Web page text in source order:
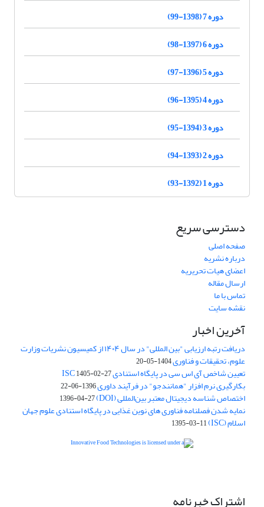
دوره 7 (1398-99)
دوره 6 (1397-98)
دوره 5 (1396-97)
دوره 4 (1395-96)
دوره 3 (1394-95)
دوره 2 (1393-94)
دوره 1 (1392-93)
دسترسی سریع
صفحه اصلی
درباره نشریه
اعضای هیات تحریریه
ارسال مقاله
تماس با ما
نقشه سایت
آخرین اخبار
دریافت رتبه ارزیابی "بین المللی" در سال ۱۴۰۴ از کمیسیون نشریات وزارت
علوم، تحقیقات و فناوری1404-05-20
تعیین شاخص آی اس سی در پایگاه استنادی ISC1405-02-27
بکارگیری نرم افزار "همانندجو" در فرآیند داوری1396-06-22
اختصاص شناسه دیجیتال معتبر بین‌المللی (DOI) 1396-04-27
نمایه شدن فصلنامه فناوری های نوین غذایی در پایگاه استنادی علوم جهان
اسلام (ISC) 1395-03-11
اشتراک خبرنامه